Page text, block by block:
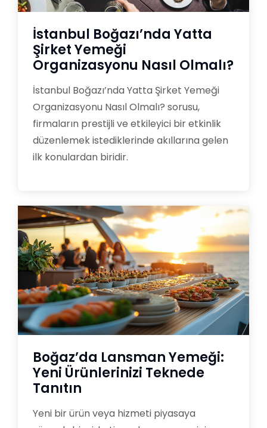
İstanbul Boğazı’nda Yatta
Şirket Yemeği
Organizasyonu Nasıl Olmalı?
İstanbul Boğazı’nda Yatta Şirket Yemeği
Organizasyonu Nasıl Olmalı? sorusu,
firmaların prestijli ve etkileyici bir etkinlik
düzenlemek istediklerinde akıllarına gelen
ilk konulardan biridir.
Boğaz’da Lansman Yemeği:
Yeni Ürünlerinizi Teknede
Tanıtın
Yeni bir ürün veya hizmeti piyasaya